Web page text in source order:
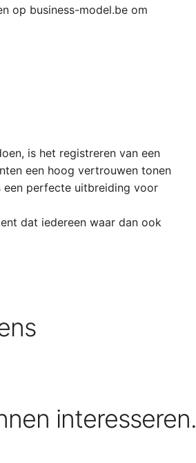
op business-model.be om
is het registreren van een
een hoog vertrouwen tonen
een perfecte uitbreiding voor
dat iedereen waar dan ook
interesseren.